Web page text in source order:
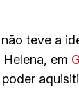
teve a
em